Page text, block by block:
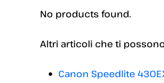
No products found.
Altri articoli che ti
Canon Speedlite